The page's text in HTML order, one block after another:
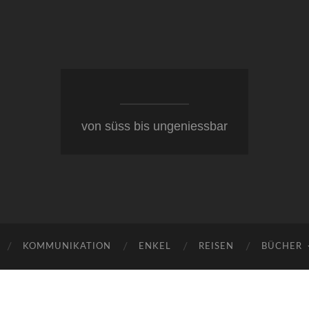
von süss bis ungeniessbar
KOMMUNIKATION ENKEL REISEN BÜCHER